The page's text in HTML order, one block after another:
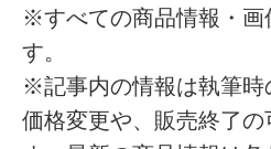
※すべての商品情報・画
す。
※記事内の情報は執筆時
価格変更や、販売終了の